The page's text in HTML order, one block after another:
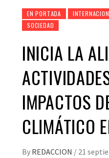
EN PORTADA
SOCIEDAD
INICIA LA
IMPACTOS
CLIMÁTICO
By REDACCION / 21